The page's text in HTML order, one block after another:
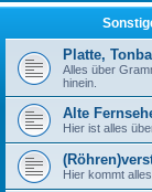
Platte,
Alles über
hinein.
Alte
Hier ist alles
Hier kommt